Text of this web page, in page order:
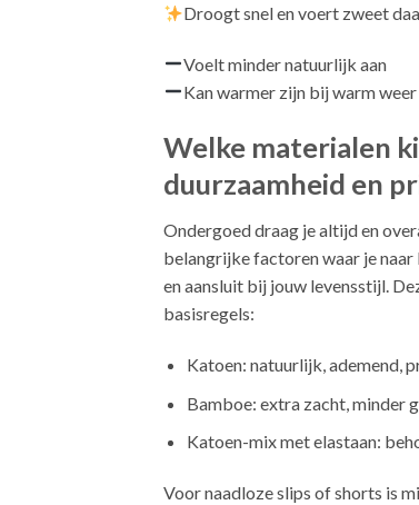
Droogt snel en voert zweet
Voelt minder natuurlijk aan
Kan warmer zijn bij warm weer
Welke materialen
duurzaamheid en
Ondergoed draag je altijd en
belangrijke factoren waar je
en aansluit bij jouw levensstijl.
basisregels:
Katoen: natuurlijk, ademend,
Bamboe: extra zacht, minder
Katoen-mix met elastaan:
Voor naadloze slips of shorts is